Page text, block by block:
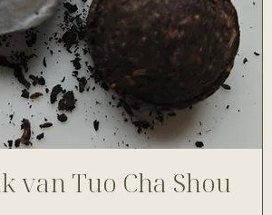
van Tuo Cha Shou